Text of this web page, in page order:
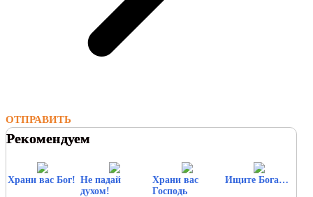
ОТПРАВИТЬ
Рекомендуем
Храни вас Бог! Не падай
духом!
Храни вас
Господь
Ищите Бога…